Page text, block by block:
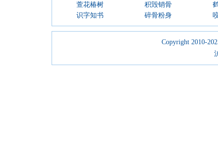
萱花椿树
积毁销骨
识字知书
碎骨粉身
Copyright 2010-